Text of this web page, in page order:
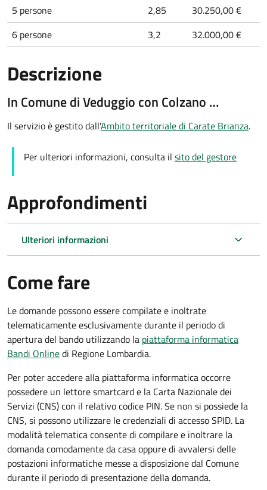
5 persone
2,85
30.250,00 €
6 persone
3,2 32.000,00 €
Descrizione
In Comune di Veduggio con Colzano …
Il servizio è gestito dall'Ambito territoriale di Carate Brianza.
Per ulteriori informazioni, consulta il sito del gestore
Approfondimenti
Ulteriori informazioni
Come fare
Le domande possono essere compilate e inoltrate
telematicamente esclusivamente durante il periodo di
apertura del bando utilizzando la piattaforma informatica
Bandi Onlinedi Regione Lombardia.
Per poter accedere alla piattaforma informatica occorre
possedere un lettore smartcard e la Carta Nazionale dei
Servizi (CNS) con il relativo codice PIN. Se non si possiede la
CNS, si possono utilizzare le credenziali di accesso SPID. La
modalità telematica consente di compilare e inoltrare la
domanda comodamente da casa oppure di avvalersi delle
postazioni informatiche messe a disposizione dal Comune
durante il periodo di presentazione della domanda.